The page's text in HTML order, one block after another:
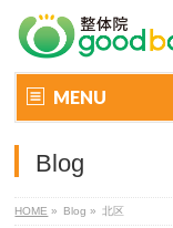
MENU
Blog
HOME » Blog » 北区